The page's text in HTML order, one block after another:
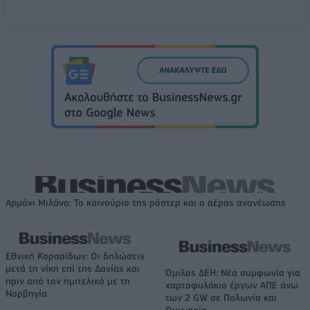
Αρμάνι Μιλάνο: Το καινούριο της ρόστερ και ο αέρας ανανέωσης
Εθνική Κορασίδων: Οι δηλώσεις
μετά τη νίκη επί της Δανίας και
πριν από τον ημιτελικό με τη
Νορβηγία
Όμιλος ΔΕΗ: Νέα συμφωνία για
χαρτοφυλάκιο έργων ΑΠΕ άνω
των 2 GW σε Πολωνία και